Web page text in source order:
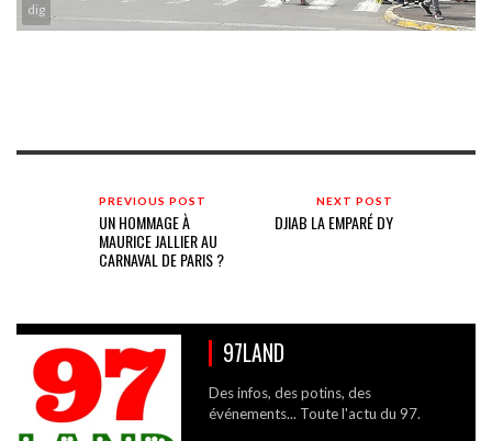
dig
PREVIOUS POST
UN HOMMAGE À
MAURICE JALLIER AU
CARNAVAL DE PARIS ?
NEXT POST
DJIAB LA EMPARÉ DY
97LAND
Des infos, des potins, des
événements... Toute l'actu du 97.